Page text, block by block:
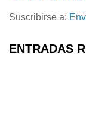
Suscribirse a:
ENTRADAS